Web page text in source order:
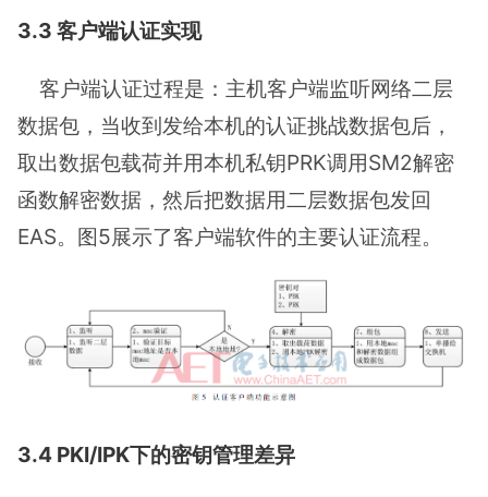
3.3 客户端认证实现
客户端认证过程是：主机客户端监听网络二层
数据包，当收到发给本机的认证挑战数据包后，
取出数据包载荷并用本机私钥PRK调用SM2解密
函数解密数据，然后把数据用二层数据包发回
EAS。图5展示了客户端软件的主要认证流程。
3.4 PKI/IPK下的密钥管理差异